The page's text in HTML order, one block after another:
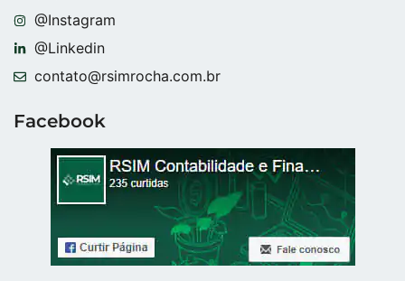
@Instagram
@Linkedin
contato@rsimrocha.com.br
Facebook